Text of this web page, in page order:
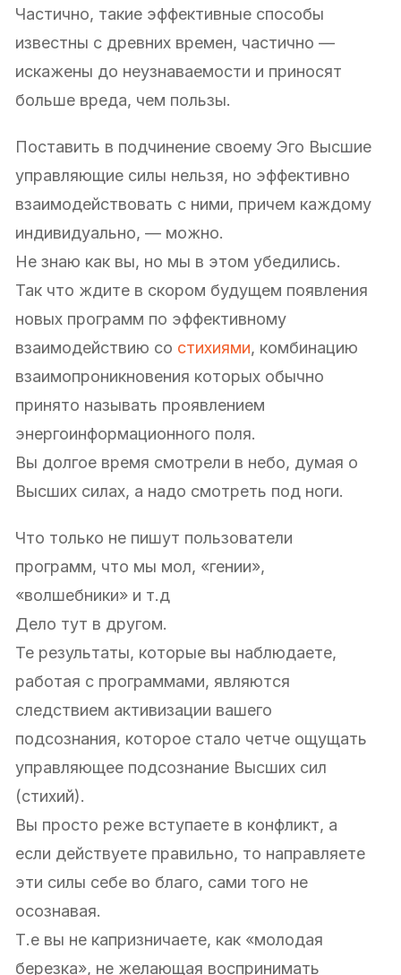
Частично, такие эффективные способы
известны с древних времен, частично —
искажены до неузнаваемости и приносят
больше вреда, чем пользы.
Поставить в подчинение своему Эго Высшие
управляющие силы нельзя, но эффективно
взаимодействовать с ними, причем каждому
индивидуально, — можно.
Не знаю как вы, но мы в этом убедились.
Так что ждите в скором будущем появления
новых программ по эффективному
взаимодействию со стихиями, комбинацию
взаимопроникновения которых обычно
принято называть проявлением
энергоинформационного поля.
Вы долгое время смотрели в небо, думая о
Высших силах, а надо смотреть под ноги.
Что только не пишут пользователи
программ, что мы мол, «гении»,
«волшебники» и т.д
Дело тут в другом.
Те результаты, которые вы наблюдаете,
работая с программами, являются
следствием активизации вашего
подсознания, которое стало четче ощущать
управляющее подсознание Высших сил
(стихий).
Вы просто реже вступаете в конфликт, а
если действуете правильно, то направляете
эти силы себе во благо, сами того не
осознавая.
Т.е вы не капризничаете, как «молодая
березка», не желающая воспринимать